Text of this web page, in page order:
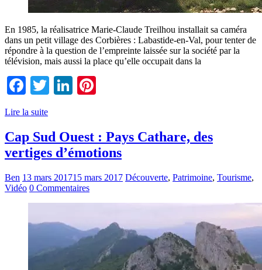
En 1985, la réalisatrice Marie-Claude Treilhou installait sa caméra
dans un petit village des Corbières : Labastide-en-Val, pour tenter de
répondre à la question de l’empreinte laissée sur la société par la
télévision, mais aussi la place qu’elle occupait dans la
Facebook
TwitterLinkedIn
Lire la suite
Cap Sud Ouest : Pays Cathare, des
vertiges d’émotions
Ben 13 mars 201715 mars 2017 Découverte, Patrimoine, Tourisme,
Vidéo 0 Commentaires